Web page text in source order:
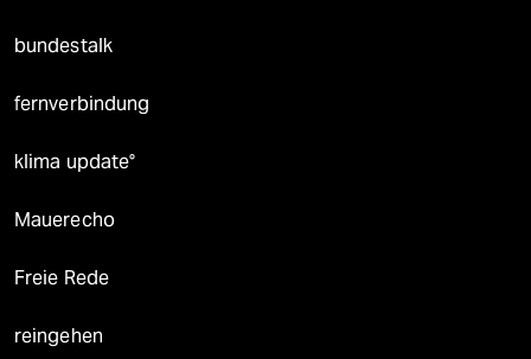
bundestalk
fernverbindung
klima update°
Mauerecho
Freie Rede
reingehen